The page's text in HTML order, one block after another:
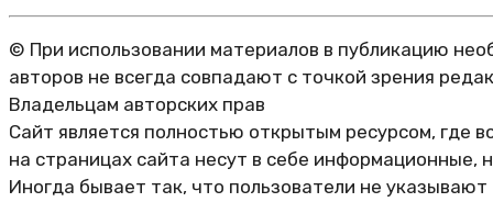
© При использовании материалов в публикацию
авторов не всегда совпадают с точкой зрения
Владельцам авторских прав
Сайт является полностью открытым ресурсом, где
на страницах сайта несут в себе информационные,
Иногда бывает так, что пользователи не